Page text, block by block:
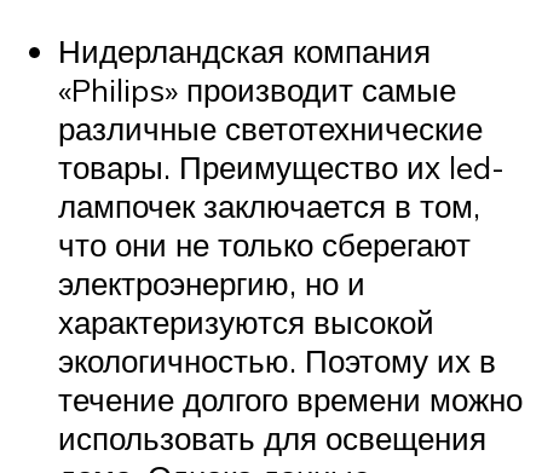
Нидерландская компания
«Philips» производит самые
различные светотехнические
товары. Преимущество их led-
лампочек заключается в том,
что они не только сберегают
электроэнергию, но и
характеризуются высокой
экологичностью. Поэтому их в
течение долгого времени можно
использовать для освещения